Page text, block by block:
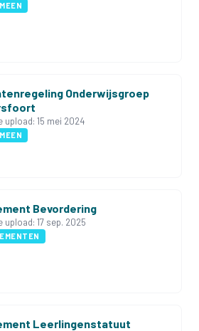
Onderwijsgroep
upload: 15 mei 2024
Bevordering
upload: 17 sep. 2025
Leerlingenstatuut